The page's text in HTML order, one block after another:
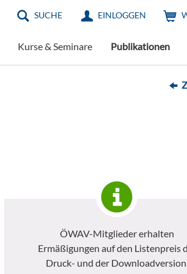
SUCHE EINLOGGEN
Kurse & Seminare Publikationen
ÖWAV-Mitglieder erhalten
Ermäßigungen auf den Listenpreis
Druck- und der